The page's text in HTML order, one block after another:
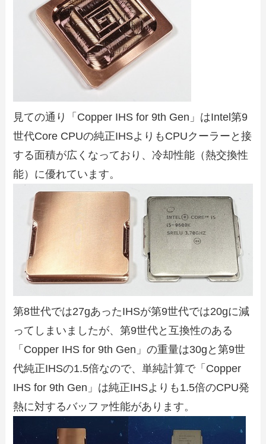
見ての通り「Copper IHS for 9th Gen」はIntel第9
世代Core CPUの純正IHSよりもCPUクーラーと接
する面積が広くなっており、冷却性能（熱交換性
能）に優れています。
第8世代では27gあったIHSが第9世代では20gに減
ってしまいましたが、第9世代と互換性のある
「Copper IHS for 9th Gen」の重量は30gと第9世
代純正IHSの1.5倍なので、単純計算で「Copper
IHS for 9th Gen」は純正IHSよりも1.5倍のCPU発
熱に対するバッファ性能があります。